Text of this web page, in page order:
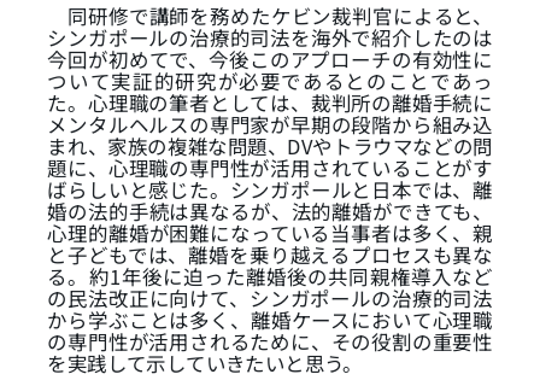
同研修で講師を務めたケビン裁判官によると、
シンガポールの治療的司法を海外で紹介したのは
今回が初めてで、今後このアプローチの有効性に
ついて実証的研究が必要であるとのことであっ
た。心理職の筆者としては、裁判所の離婚手続に
メンタルヘルスの専門家が早期の段階から組み込
まれ、家族の複雑な問題、DVやトラウマなどの問
題に、心理職の専門性が活用されていることがす
ばらしいと感じた。シンガポールと日本では、離
婚の法的手続は異なるが、法的離婚ができても、
心理的離婚が困難になっている当事者は多く、親
と子どもでは、離婚を乗り越えるプロセスも異な
る。約1年後に迫った離婚後の共同親権導入など
の民法改正に向けて、シンガポールの治療的司法
から学ぶことは多く、離婚ケースにおいて心理職
の専門性が活用されるために、その役割の重要性
を実践して示していきたいと思う。